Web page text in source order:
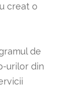
creat o
de
urilor din